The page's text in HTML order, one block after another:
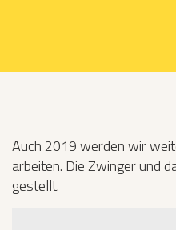
Auch 2019 werden wir
arbeiten. Die Zwinger und
gestellt.